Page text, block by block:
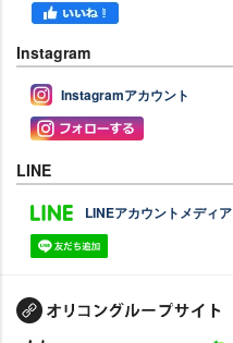
Instagram
Instagramアカウント
LINE
LINEアカウントメディア